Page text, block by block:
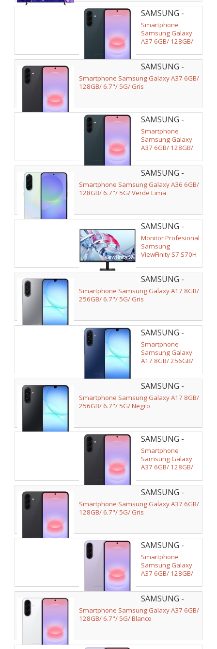
SAMSUNG -
SM-
A376BDGBEUB
Smartphone
Samsung Galaxy
A37 6GB/ 128GB/
Oscuro
SAMSUNG -
SM-
A376BZABEUE
Smartphone Samsung Galaxy A37 6GB/
128GB/ 6.7"/ 5G/ Gris
SAMSUNG -
SM-
A376BDGBEUE
Smartphone
Samsung Galaxy
A37 6GB/ 128GB/
Oscuro
SAMSUNG -
SM-
A366BLGBEUB
Smartphone Samsung Galaxy A36 6GB/
128GB/ 6.7"/ 5G/ Verde Lima
SAMSUNG -
LS32H704EAUXEN
Monitor Profesional
Samsung
ViewFinity S7 S70H
4K/ Negro
SAMSUNG -
SM-
A176BZADEUB
Smartphone Samsung Galaxy A17 8GB/
256GB/ 6.7"/ 5G/ Gris
SAMSUNG -
SM-
A176BZBDEUB
Smartphone
Samsung Galaxy
A17 8GB/ 256GB/
SAMSUNG -
SM-
A176BZKDEUB
Smartphone Samsung Galaxy A17 8GB/
256GB/ 6.7"/ 5G/ Negro
SAMSUNG -
SM-
A376BZABEEB
Smartphone
Samsung Galaxy
A37 6GB/ 128GB/
SAMSUNG -
SM-
A376BZABEUB
Smartphone Samsung Galaxy A37 6GB/
128GB/ 6.7"/ 5G/ Gris
SAMSUNG -
SM-
A376BLVBEUB
Smartphone
Samsung Galaxy
A37 6GB/ 128GB/
SAMSUNG -
SM-
A376BZWBEUE
Smartphone Samsung Galaxy A37 6GB/
128GB/ 6.7"/ 5G/ Blanco